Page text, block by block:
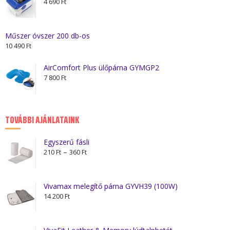
4 690Ft
Műszer óvszer 200 db-os
10 490Ft
AirComfort Plus ülőpárna GYMGP2
7 800Ft
TOVÁBBI AJÁNLATAINK
Egyszerű fásli
210Ft – 360FtÁrtartomány:
360 Ft
Vivamax melegítő párna GYVH39 (100W)
14 200Ft